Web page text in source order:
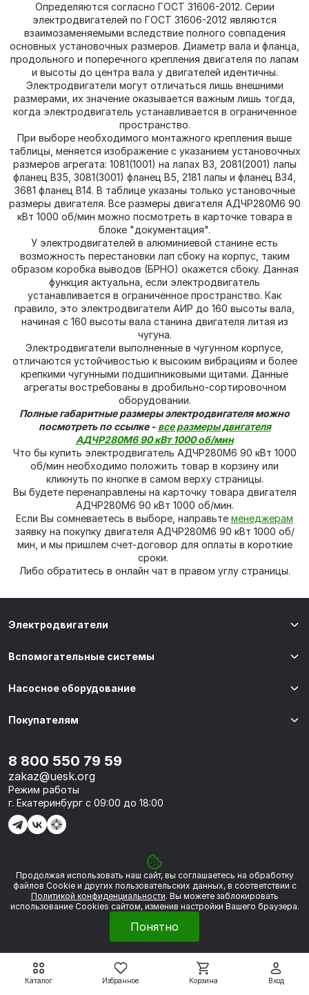
Каталог Избранное Корзина Вход
Определяются согласно ГОСТ 31606-2012. Серии
электродвигателей по ГОСТ 31606-2012 являются
взаимозаменяемыми вследствие полного совпадения
основных установочных размеров. Диаметр вала и фланца,
продольного и поперечного крепления двигателя по лапам
и высоты до центра вала у двигателей идентичны.
Электродвигатели могут отличаться лишь внешними
размерами, их значение оказывается важным лишь тогда,
когда электродвигатель устанавливается в ограниченное
пространство.
При выборе необходимого монтажного крепления выше
таблицы, меняется изображение с указанием установочных
размеров агрегата: 1081(1001) на лапах В3, 2081(2001) лапы
фланец В35, 3081(3001) фланец В5, 2181 лапы и фланец В34,
3681 фланец В14. В таблице указаны только установочные
размеры двигателя. Все размеры двигателя АДЧР280M6 90
кВт 1000 об/мин можно посмотреть в карточке товара в
блоке "документация".
У электродвигателей в алюминиевой станине есть
возможность перестановки лап сбоку на корпус, таким
образом коробка выводов (БРНО) окажется сбоку. Данная
функция актуальна, если электродвигатель
устанавливается в ограниченное пространство. Как
правило, это электродвигатели АИР до 160 высоты вала,
начиная с 160 высоты вала станина двигателя литая из
чугуна.
Электродвигатели выполненные в чугунном корпусе,
отличаются устойчивостью к высоким вибрациям и более
крепкими чугунными подшипниковыми щитами. Данные
агрегаты востребованы в дробильно-сортировочном
оборудовании.
Полные габаритные размеры электродвигателя можно
посмотреть по ссылке - все размеры двигателя
АДЧР280M6 90 кВт 1000 об/мин
Что бы купить электродвигатель АДЧР280M6 90 кВт 1000
об/мин необходимо положить товар в корзину или
кликнуть по кнопке в самом верху страницы.
Вы будете перенаправлены на карточку товара двигателя
АДЧР280M6 90 кВт 1000 об/мин.
Если Вы сомневаетесь в выборе, направьте менеджерам
заявку на покупку двигателя АДЧР280M6 90 кВт 1000 об/
мин, и мы пришлем счет-договор для оплаты в короткие
сроки.
Либо обратитесь в онлайн чат в правом углу страницы.
© 2026 «УЭСК-ТЕХНОЛОГИИ»
Электродвигатели
Вспомогательные системы
Насосное оборудование
Покупателям
8 800 550 79 59
zakaz@uesk.org
Режим работы
г. Екатеринбург с 09:00 до 18:00
Политика обработки персональных данных
Сделано вFramelink
Продолжая использовать наш сайт, вы соглашаетесь на обработку
файлов Сookie и других пользовательских данных, в соответствии с
Политикой конфиденциальности. Вы можете заблокировать
использование Cookies сайтом, изменив настройки Вашего браузера.
Понятно